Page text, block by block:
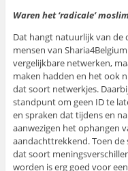
Waren het ‘radicale’
Dat hangt natuurlijk van de
mensen van
vergelijkbare netwerken,
maken hadden en het ook
dat soort netwerkjes.
standpunt om geen ID te
en spraken dat tijdens en
aanwezigen het ophangen
aandachttrekkend. Toen
dat soort
worden is erg goed voor